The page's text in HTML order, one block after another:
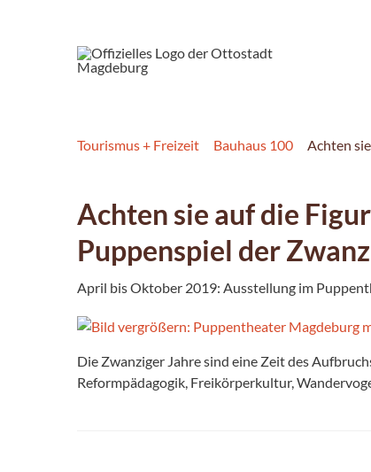
Tourismus + Freizeit Bauhaus 100 Achten
Achten sie auf die
Puppenspiel der
April bis Oktober 2019: Ausstellung im
Die Zwanziger Jahre sind eine Zeit des
Reformpädagogik, Freikörperkultur,